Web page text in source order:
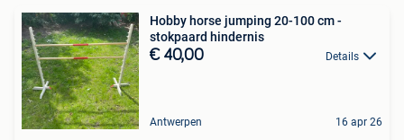
Hobby horse jumping 20-100 cm -
stokpaard hindernis
€ 40,00 Details
Antwerpen 16 apr 26